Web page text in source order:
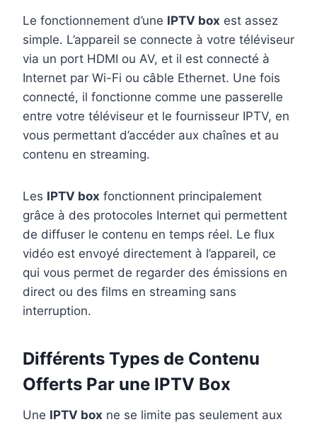
Le fonctionnement d’une IPTV box est assez
simple. L’appareil se connecte à votre téléviseur
via un port HDMI ou AV, et il est connecté à
Internet par Wi-Fi ou câble Ethernet. Une fois
connecté, il fonctionne comme une passerelle
entre votre téléviseur et le fournisseur IPTV, en
vous permettant d’accéder aux chaînes et au
contenu en streaming.
Les IPTV box fonctionnent principalement
grâce à des protocoles Internet qui permettent
de diffuser le contenu en temps réel. Le flux
vidéo est envoyé directement à l’appareil, ce
qui vous permet de regarder des émissions en
direct ou des films en streaming sans
interruption.
Différents Types de Contenu
Offerts Par une IPTV Box
Une IPTV box ne se limite pas seulement aux